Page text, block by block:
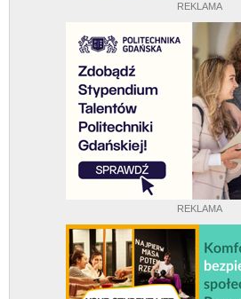
REKLAMA
REKLAMA